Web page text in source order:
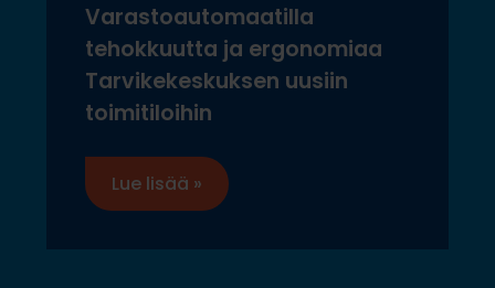
Varastoautomaatilla
tehokkuutta ja ergonomiaa
Tarvikekeskuksen uusiin
toimitiloihin
Lue lisää »